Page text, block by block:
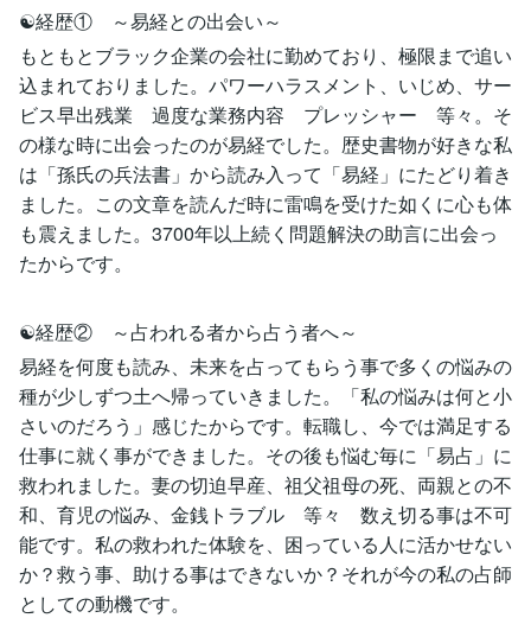
☯経歴① ～易経との出会い～
もともとブラック企業の会社に勤めており、極限まで追い
込まれておりました。パワーハラスメント、いじめ、サー
ビス早出残業 過度な業務内容 プレッシャー 等々。そ
の様な時に出会ったのが易経でした。歴史書物が好きな私
は「孫氏の兵法書」から読み入って「易経」にたどり着き
ました。この文章を読んだ時に雷鳴を受けた如くに心も体
も震えました。3700年以上続く問題解決の助言に出会っ
たからです。
☯経歴② ～占われる者から占う者へ～
易経を何度も読み、未来を占ってもらう事で多くの悩みの
種が少しずつ土へ帰っていきました。「私の悩みは何と小
さいのだろう」感じたからです。転職し、今では満足する
仕事に就く事ができました。その後も悩む毎に「易占」に
救われました。妻の切迫早産、祖父祖母の死、両親との不
和、育児の悩み、金銭トラブル 等々 数え切る事は不可
能です。私の救われた体験を、困っている人に活かせない
か？救う事、助ける事はできないか？それが今の私の占師
としての動機です。